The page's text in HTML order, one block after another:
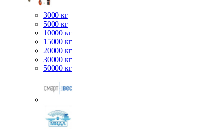
3000 кг
5000 кг
10000 кг
15000 кг
20000 кг
30000 кг
50000 кг